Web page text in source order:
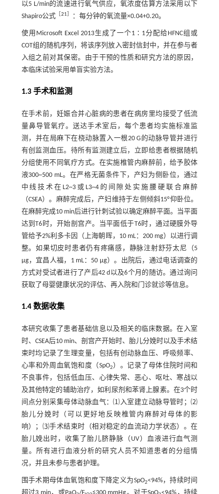
以5 L/min的流速进行氧气供应，氧浓度估算方法采用以下
Shapiro公式［ 21 ：每分钟的氧流量×0.04+0.20。
使用Microsoft Excel 2013生成了一个1∶1分配给HFNC组或
COT组的随机序列，将该序列放入密封信封中，并在参与者
入组之前对其保密。由于干预的性质和研究方法的原因，
本临床试验采用单盲实验方法。
1.3 手术和监测
在手术前，妊娠合并心脏病的患者在病房里均接受了低流
量鼻导管氧疗。送达手术室后，每个患者均实施标准监
测，并在局麻下在桡动脉置入一根20 G的动脉导管并进行
有创监测血压。待所有监测建立后，立即给患者根据随机
分组使用不同氧疗方式。在实施椎管内麻醉前，给予胶体
液300~500 mL。在严格无菌条件下，产妇为侧卧位，通过
中线技术在L2~3或L3~4的间隙处实施腰硬联合麻醉
（CSEA）。麻醉完成后，产妇维持于左侧倾斜15°仰卧位。
在麻醉完成10 min后进行针刺试验以确定麻醉平面。当平面
达到T6时，开始剖宫产。当平面低于T6时，通过硬膜外导
管给予2%利多卡因（上海朝晖，10 mL：200 mg）以进行调
整。如果切皮时患者仍有疼痛感，静脉注射舒芬太尼（5
µg，宜昌人福，1 mL：50 μg）。出院后，通过电话调查的
方式对受试者进行了产后42 d以及6个月的随访。通过询问
获取了母婴健康状况的评估、再入院和门诊就诊等信息。
1.4 数据收集
本研究收集了患者基础信息以及相关的临床数据。在入室
时、CSEA后10 min、剖宫产开始时、胎儿分娩时以及手术结
束时均记录了生理变量，包括有创动脉血压、呼吸频率、
心率和外周血氧饱和度（SpO2）。记录了母体住院时间和
不良事件，包括低血压、心律失常、恶心、呕吐、寒战以
及其他特定的辅助治疗，如利尿剂和苯肾上腺素。在3个时
间点分别采集母体动脉血气：⑴入室建立动脉导管时；⑵
胎儿分娩时（可以更好地反映椎管内麻醉对母体的影
响）；⑶手术结束时（相对稳定的血流动力学状态）。在
胎儿娩出时，收集了胎儿脐静脉（UV）血液进行血气测
量。所有进行血液分析的研究人员不知道患者的分组情
况，并且未参与患者护理。
围手术期母体血氧饱和度下降定义为SpO2<94%，持续时间